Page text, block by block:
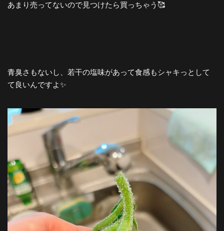
あまり売ってないので見つけたら買っちゃう🥰
青臭さもないし、若干の塩味があって食感もシャキっとして
て良いんですよ✨